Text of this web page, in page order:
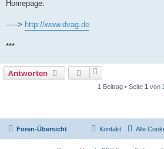
Homepage:
-----> http://www.dvag.de
***
Antworten
1 Beitrag • Seite 1 von
Foren-Übersicht Alle
Kontakt